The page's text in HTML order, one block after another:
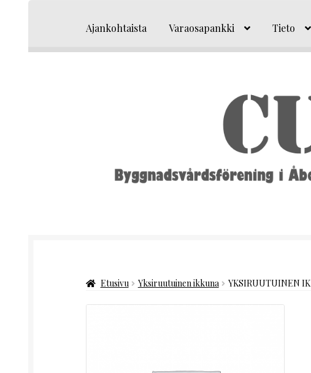
navigointiin
sisältöön
Ajankohtaista Varaosapankki Tieto
Etusivu Yksiruutuinen ikkuna YKSIRUUTUINEN